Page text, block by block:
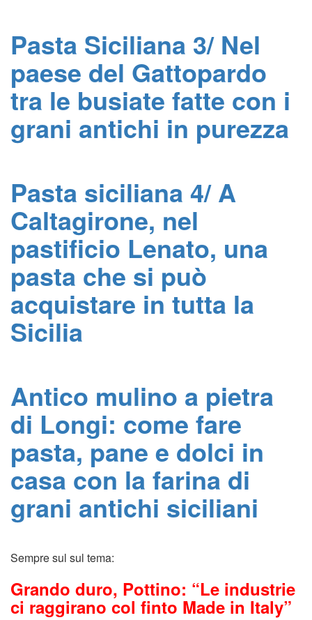
Pasta Siciliana 3/ Nel
paese del Gattopardo
tra le busiate fatte con i
grani antichi in purezza
Pasta siciliana 4/ A
Caltagirone, nel
pastificio Lenato, una
pasta che si può
acquistare in tutta la
Sicilia
Antico mulino a pietra
di Longi: come fare
pasta, pane e dolci in
casa con la farina di
grani antichi siciliani
Sempre sul sul tema:
Grando duro, Pottino: “Le industrie
ci raggirano col finto Made in Italy”